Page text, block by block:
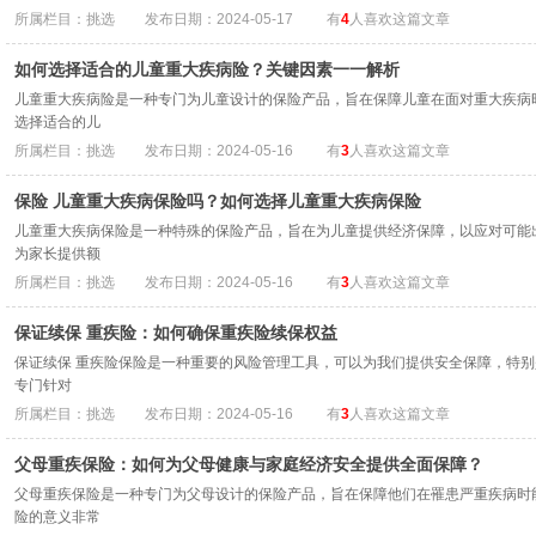
所属栏目：挑选
发布日期：2024-05-17 有4人喜欢这篇文章
如何选择适合的儿童重大疾病险？关键因素一一解析
儿童重大疾病险是一种专门为儿童设计的保险产品，旨在保障儿童在面对重大疾
选择适合的儿
所属栏目：挑选
发布日期：2024-05-16 有3人喜欢这篇文章
保险 儿童重大疾病保险吗？如何选择儿童重大疾病保险
儿童重大疾病保险是一种特殊的保险产品，旨在为儿童提供经济保障，以应对可
为家长提供额
所属栏目：挑选
发布日期：2024-05-16 有3人喜欢这篇文章
保证续保 重疾险：如何确保重疾险续保权益
保证续保 重疾险保险是一种重要的风险管理工具，可以为我们提供安全保障，特
专门针对
所属栏目：挑选
发布日期：2024-05-16 有3人喜欢这篇文章
父母重疾保险：如何为父母健康与家庭经济安全提供全面保障？
父母重疾保险是一种专门为父母设计的保险产品，旨在保障他们在罹患严重疾病
险的意义非常